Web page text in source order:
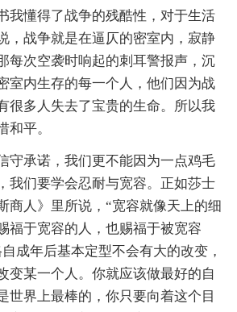
我懂得了战争的残酷性，对于生活
，战争就是在逼仄的密室内，寂静
每次空袭时响起的刺耳警报声，沉
室内生存的每一个人，他们因为战
很多人失去了宝贵的生命。所以我
和平。
守承诺，我们更不能因为一点鸡毛
我们要学会忍耐与宽容。正如莎士
商人》里所说，“宽容就像天上的细
福于宽容的人，也赐福于被宽容
成年后基本定型不会有大的改变，
变某一个人。你就应该做最好的自
世界上最棒的，你只要向着这个目